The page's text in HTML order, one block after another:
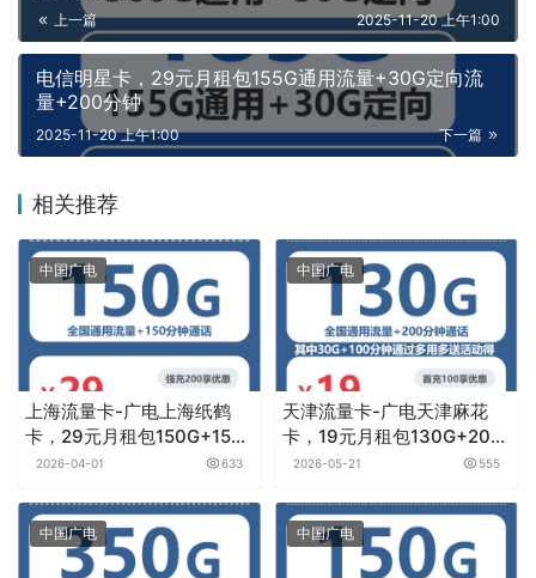
上一篇 2025-11-20 上午1:00
电信明星卡，29元月租包155G通用流量+30G定向流
量+200分钟
下一篇
2025-11-20 上午1:00
相关推荐
中国广电
上海流量卡-广电上海纸鹤
卡，29元月租包150G+150
分钟
2026-04-01 633
中国广电
天津流量卡-广电天津麻花
卡，19元月租包130G+200
分钟
2026-05-21 555
中国广电 中国广电